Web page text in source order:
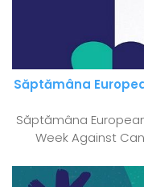
Săptămâna
Săptămâna
Week Against